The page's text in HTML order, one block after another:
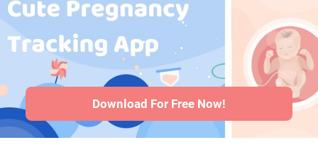
embarazo·
Problemas de
salud del bebé·
Articles ·Politica
editorialDownload For Free Now!